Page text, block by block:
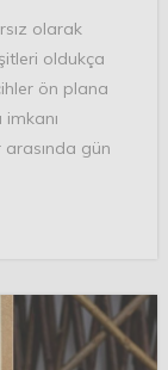
olarak
oldukça
ön plana
gün